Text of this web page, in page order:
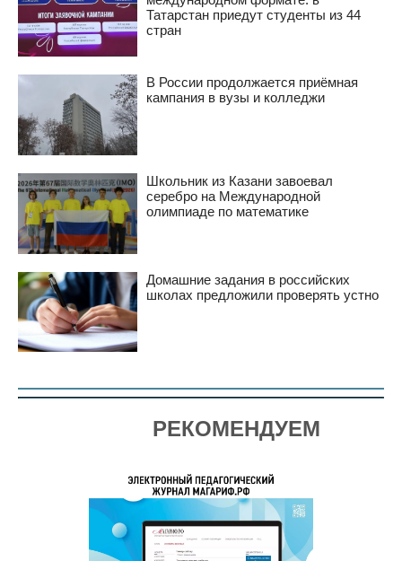
Татарстан приедут студенты из 44
стран
В России продолжается приёмная
кампания в вузы и колледжи
Школьник из Казани завоевал
серебро на Международной
олимпиаде по математике
Домашние задания в российских
школах предложили проверять устно
РЕКОМЕНДУЕМ